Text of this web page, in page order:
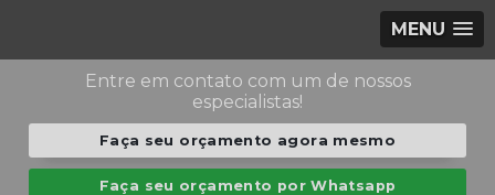
MENU
Entre em contato com um de nossos
especialistas!
Faça seu orçamento agora mesmo
Faça seu orçamento por Whatsapp